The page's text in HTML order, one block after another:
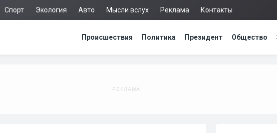
Спорт Экология Авто Мысли вслух Реклама Контакты
Происшествия Политика Президент Общество